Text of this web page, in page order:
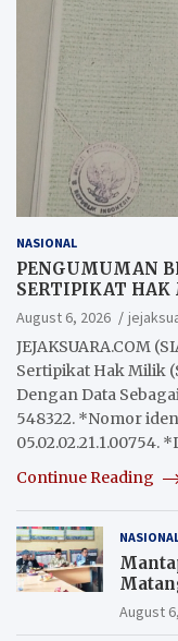
NASIONAL
PENGUMUMAN
SERTIPIKAT
August 6, 2026
JEJAKSUARA.COM
Sertipikat Hak Milik
Dengan Data
548322. *Nomor
05.02.02.21.1.00754.
Continue Reading
August